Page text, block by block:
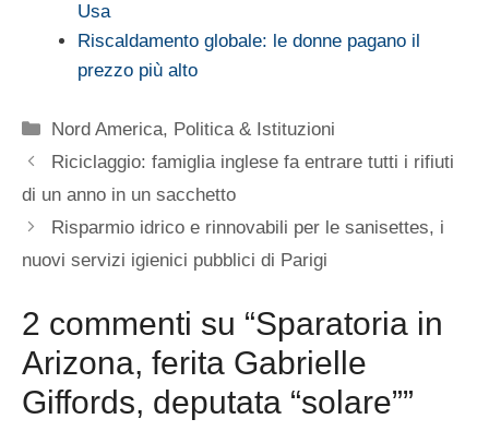
Usa
Riscaldamento globale: le donne pagano il
prezzo più alto
Categorie
Nord America, Politica & Istituzioni
Riciclaggio: famiglia inglese fa entrare tutti i rifiuti
di un anno in un sacchetto
Risparmio idrico e rinnovabili per le sanisettes, i
nuovi servizi igienici pubblici di Parigi
2 commenti su “Sparatoria in
Arizona, ferita Gabrielle
Giffords, deputata “solare””